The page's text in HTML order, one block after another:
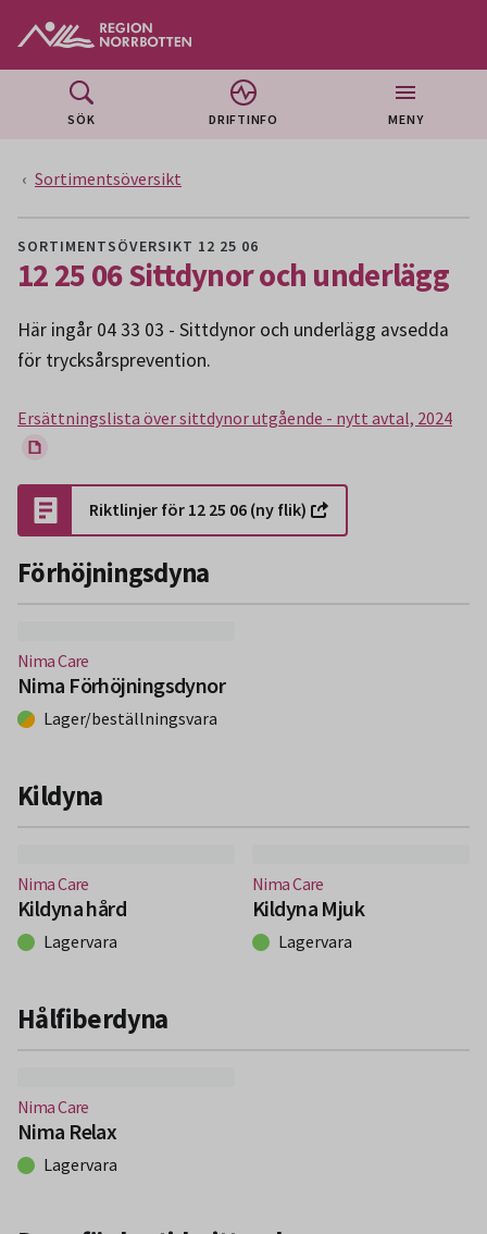
SÖK DRIFTINFO MENY
Sortimentsöversikt
SORTIMENTSÖVERSIKT 12 25 06
12 25 06 Sittdynor och underlägg
Här ingår 04 33 03 - Sittdynor och underlägg avsedda
för trycksårsprevention.
Ersättningslista över sittdynor utgående - nytt avtal, 2024
Riktlinjer för 12 25 06 (ny flik)
Förhöjningsdyna
Nima Care
Nima Förhöjningsdynor
(Nytt fönster)
Lager/beställningsvara
Kildyna
Nima Care
Kildyna hård
(Nytt fönster)
Lagervara
Nima Care
Kildyna Mjuk
(Nytt fönster)
Lagervara
Hålfiberdyna
Nima Care
Nima Relax
(Nytt fönster)
Lagervara